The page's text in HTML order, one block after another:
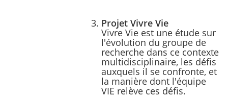
Projet Vivre Vie
Vivre Vie est une étude sur
l'évolution du groupe de
recherche dans ce contexte
multidisciplinaire, les défis
auxquels il se confronte, et
la manière dont l'équipe
VIE relève ces défis.